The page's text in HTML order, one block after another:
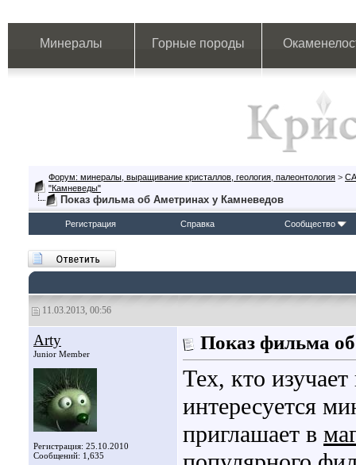
Минералы Горные породы
Форум: минералы, выращивание кристаллов, геология, палеонтология >
"Камневеды"
Показ фильма об Аметринах у Камневедов
Регистрация Справка Сообщество
11.03.2013, 00:56
Arty
Junior Member
Регистрация: 25.10.2010
Сообщений: 1,635
Показ фильма
Тех, кто
интересуется
приглашает в